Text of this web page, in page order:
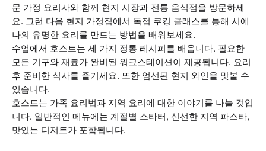
문 가정 요리사와 함께 현지 시장과 전통 음식점을 방문하세
요. 그런 다음 현지 가정집에서 독점 쿠킹 클래스를 통해 시에
나의 유명한 요리를 만드는 방법을 배워보세요.
수업에서 호스트는 세 가지 정통 레시피를 배웁니다. 필요한
모든 기구와 재료가 완비된 워크스테이션이 제공됩니다. 요리
후 준비한 식사를 즐기세요. 또한 엄선된 현지 와인을 맛볼 수
있습니다.
호스트는 가족 요리법과 지역 요리에 대한 이야기를 나눌 것입
니다. 일반적인 메뉴에는 계절별 스타터, 신선한 지역 파스타,
맛있는 디저트가 포함됩니다.